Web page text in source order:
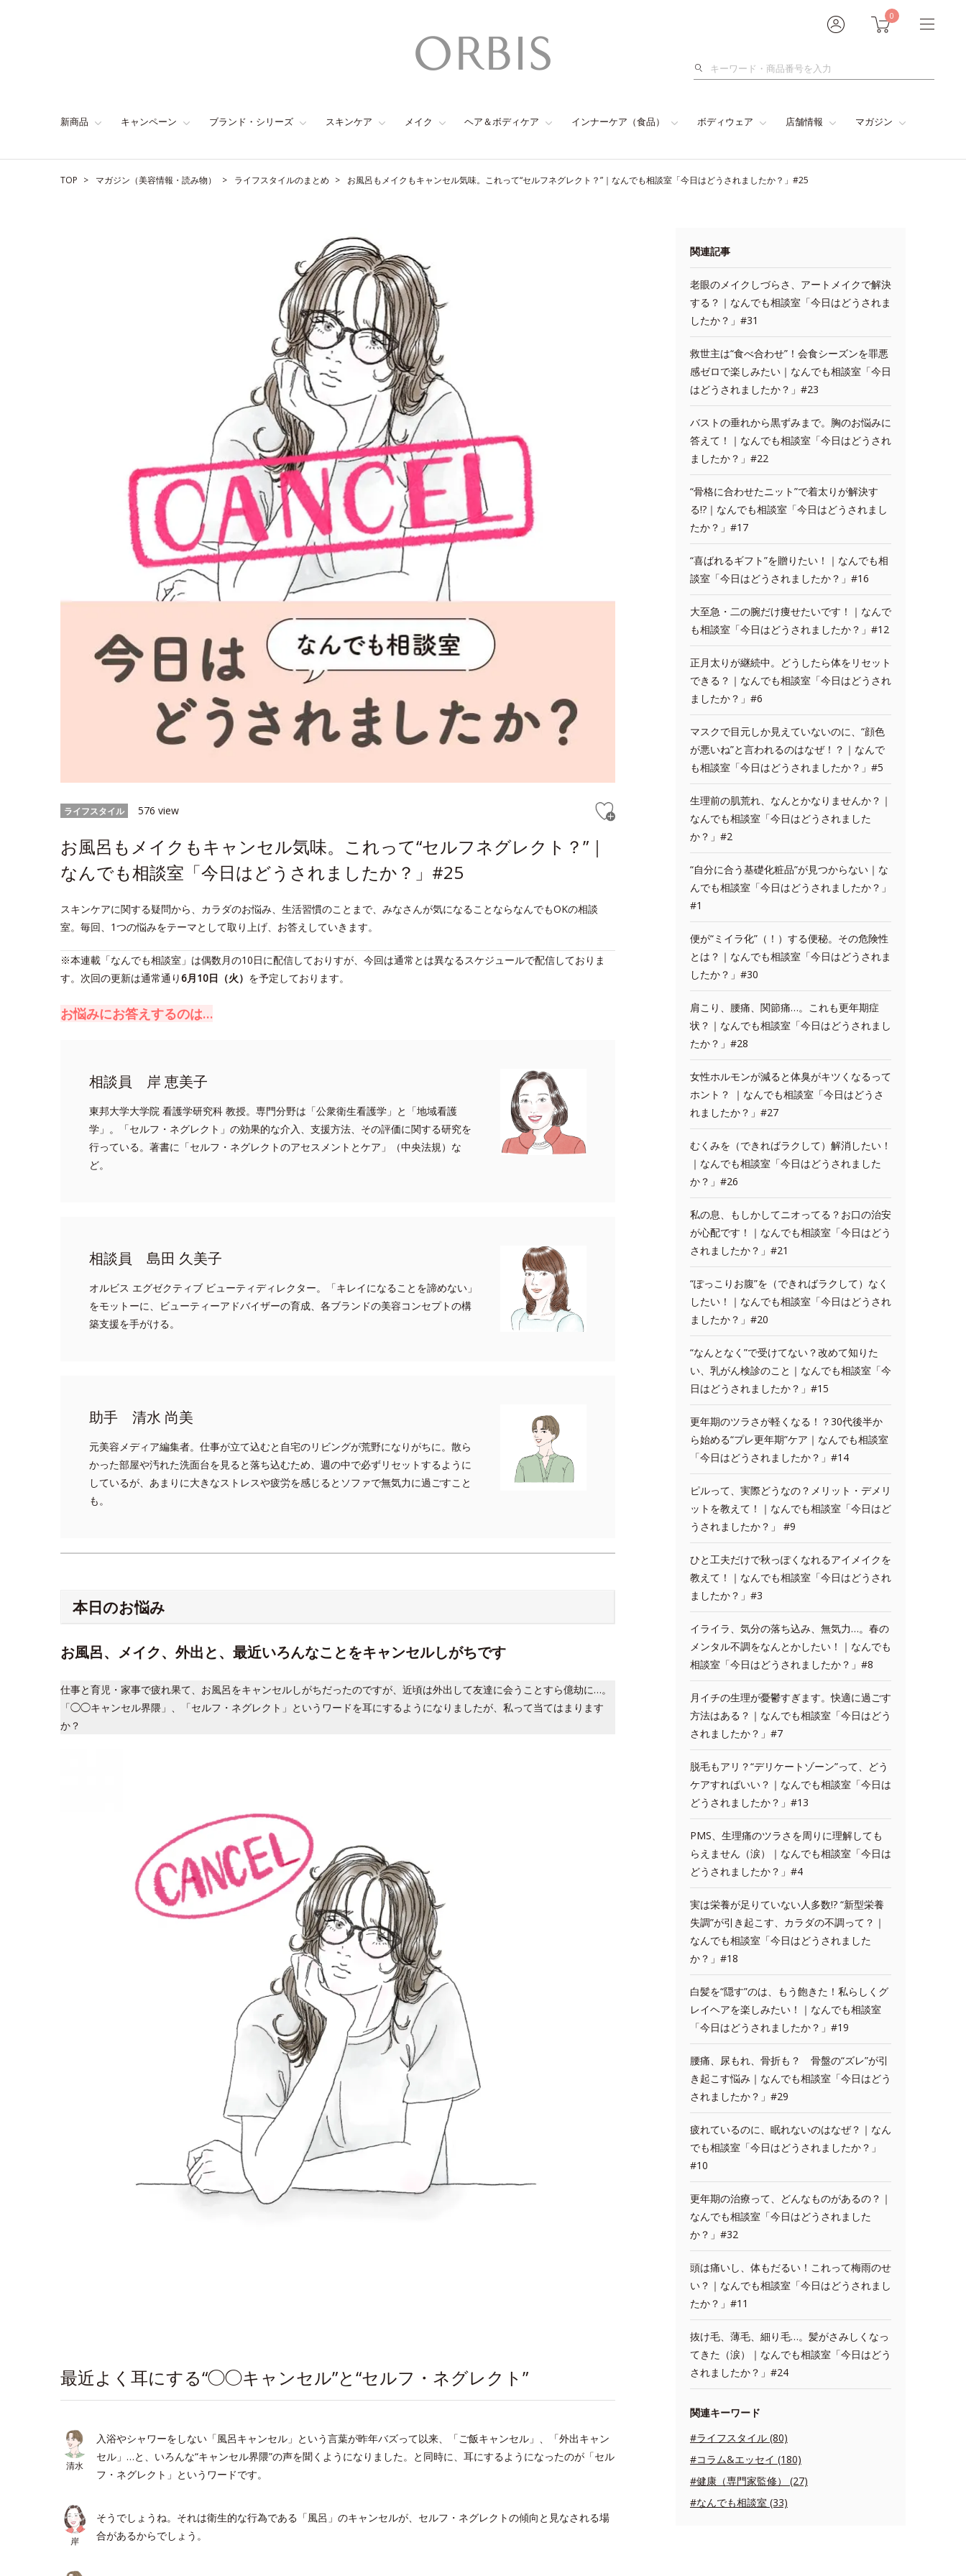
0
検
新商品 キャンペーン ブランド・シリーズ スキンケア メイク ヘア＆ボディケア インナーケア（食品） ボディウェア 店舗情報 マガジン
TOP マガジン（美容情報・読み物） ライフスタイルのまとめ お風呂もメイクもキャンセル気味。これって“セルフネグレクト？”｜なんでも相談室「今日はどうされましたか？」#25
ライフスタイル 576 view
お風呂もメイクもキャンセル気味。これって“セルフネグレクト？”｜
なんでも相談室「今日はどうされましたか？」#25
スキンケアに関する疑問から、カラダのお悩み、生活習慣のことまで、みなさんが気になることならなんでもOKの相談
室。毎回、1つの悩みをテーマとして取り上げ、お答えしていきます。
※本連載「なんでも相談室」は偶数月の10日に配信しておりすが、今回は通常とは異なるスケジュールで配信しておりま
す。 次回の更新は通常通り6月10日（火） を予定しております。
お悩みにお答えするのは…
相談員 岸 恵美子
東邦大学大学院 看護学研究科 教授。専門分野は「公衆衛生看護学」と「地域看護
学」。「セルフ・ネグレクト」の効果的な介入、支援方法、その評価に関する研究を
行っている。著書に「セルフ・ネグレクトのアセスメントとケア」（中央法規）な
ど。
相談員 島田 久美子
オルビス エグゼクティブ ビューティディレクター。「キレイになることを諦めない」
をモットーに、ビューティーアドバイザーの育成、各ブランドの美容コンセプトの構
築支援を手がける。
助手 清水 尚美
元美容メディア編集者。仕事が立て込むと自宅のリビングが荒野になりがちに。散ら
かった部屋や汚れた洗面台を見ると落ち込むため、週の中で必ずリセットするように
しているが、あまりに大きなストレスや疲労を感じるとソファで無気力に過ごすこと
も。
本日のお悩み
お風呂、メイク、外出と、最近いろんなことをキャンセルしがちです
仕事と育児・家事で疲れ果て、お風呂をキャンセルしがちだったのですが、近頃は外出して友達に会うことすら億劫に…。
「◯◯キャンセル界隈」、「セルフ・ネグレクト」というワードを耳にするようになりましたが、私って当てはまります
か？
最近よく耳にする“◯◯キャンセル”と“セルフ・ネグレクト”
清水
入浴やシャワーをしない「風呂キャンセル」という言葉が昨年バズって以来、「ご飯キャンセル」、「外出キャン
セル」…と、いろんな“キャンセル界隈”の声を聞くようになりました。と同時に、耳にするようになったのが「セル
フ・ネグレクト」というワードです。
岸
そうでしょうね。それは衛生的な行為である「風呂」のキャンセルが、セルフ・ネグレクトの傾向と見なされる場
合があるからでしょう。
関連記事
老眼のメイクしづらさ、アートメイクで解決
する？｜なんでも相談室「今日はどうされま
したか？」#31
救世主は“食べ合わせ”！会食シーズンを罪悪
感ゼロで楽しみたい｜なんでも相談室「今日
はどうされましたか？」#23
バストの垂れから黒ずみまで。胸のお悩みに
答えて！｜なんでも相談室「今日はどうされ
ましたか？」#22
“骨格に合わせたニット”で着太りが解決す
る!?｜なんでも相談室「今日はどうされまし
たか？」#17
“喜ばれるギフト”を贈りたい！｜なんでも相
談室「今日はどうされましたか？」#16
大至急・二の腕だけ痩せたいです！｜なんで
も相談室「今日はどうされましたか？」#12
正月太りが継続中。どうしたら体をリセット
できる？｜なんでも相談室「今日はどうされ
ましたか？」#6
マスクで目元しか見えていないのに、“顔色
が悪いね”と言われるのはなぜ！？｜なんで
も相談室「今日はどうされましたか？」#5
生理前の肌荒れ、なんとかなりませんか？｜
なんでも相談室「今日はどうされました
か？」#2
“自分に合う基礎化粧品”が見つからない｜な
んでも相談室「今日はどうされましたか？」
#1
便が“ミイラ化”（！）する便秘。その危険性
とは？｜なんでも相談室「今日はどうされま
したか？」#30
肩こり、腰痛、関節痛…。これも更年期症
状？｜なんでも相談室「今日はどうされまし
たか？」#28
女性ホルモンが減ると体臭がキツくなるって
ホント？ ｜なんでも相談室「今日はどうさ
れましたか？」#27
むくみを（できればラクして）解消したい！
｜なんでも相談室「今日はどうされました
か？」#26
私の息、もしかしてニオってる？お口の治安
が心配です！｜なんでも相談室「今日はどう
されましたか？」#21
“ぽっこりお腹”を（できればラクして）なく
したい！｜なんでも相談室「今日はどうされ
ましたか？」#20
“なんとなく”で受けてない？改めて知りた
い、乳がん検診のこと｜なんでも相談室「今
日はどうされましたか？」#15
更年期のツラさが軽くなる！？30代後半か
ら始める“プレ更年期”ケア｜なんでも相談室
「今日はどうされましたか？」#14
ピルって、実際どうなの？メリット・デメリ
ットを教えて！｜なんでも相談室「今日はど
うされましたか？」 #9
ひと工夫だけで秋っぽくなれるアイメイクを
教えて！｜なんでも相談室「今日はどうされ
ましたか？」#3
イライラ、気分の落ち込み、無気力…。春の
メンタル不調をなんとかしたい！｜なんでも
相談室「今日はどうされましたか？」#8
月イチの生理が憂鬱すぎます。快適に過ごす
方法はある？｜なんでも相談室「今日はどう
されましたか？」#7
脱毛もアリ？“デリケートゾーン”って、どう
ケアすればいい？｜なんでも相談室「今日は
どうされましたか？」#13
PMS、生理痛のツラさを周りに理解しても
らえません（涙）｜なんでも相談室「今日は
どうされましたか？」#4
実は栄養が足りていない人多数!? “新型栄養
失調”が引き起こす、カラダの不調って？｜
なんでも相談室「今日はどうされました
か？」#18
白髪を“隠す”のは、もう飽きた！私らしくグ
レイヘアを楽しみたい！｜なんでも相談室
「今日はどうされましたか？」#19
腰痛、尿もれ、骨折も？ 骨盤の“ズレ”が引
き起こす悩み｜なんでも相談室「今日はどう
されましたか？」#29
疲れているのに、眠れないのはなぜ？｜なん
でも相談室「今日はどうされましたか？」
#10
更年期の治療って、どんなものがあるの？｜
なんでも相談室「今日はどうされました
か？」#32
頭は痛いし、体もだるい！これって梅雨のせ
い？｜なんでも相談室「今日はどうされまし
たか？」#11
抜け毛、薄毛、細り毛…。髪がさみしくなっ
てきた（涙）｜なんでも相談室「今日はどう
されましたか？」#24
関連キーワード
#ライフスタイル (80)
#コラム&エッセイ (180)
#健康（専門家監修） (27)
#なんでも相談室 (33)